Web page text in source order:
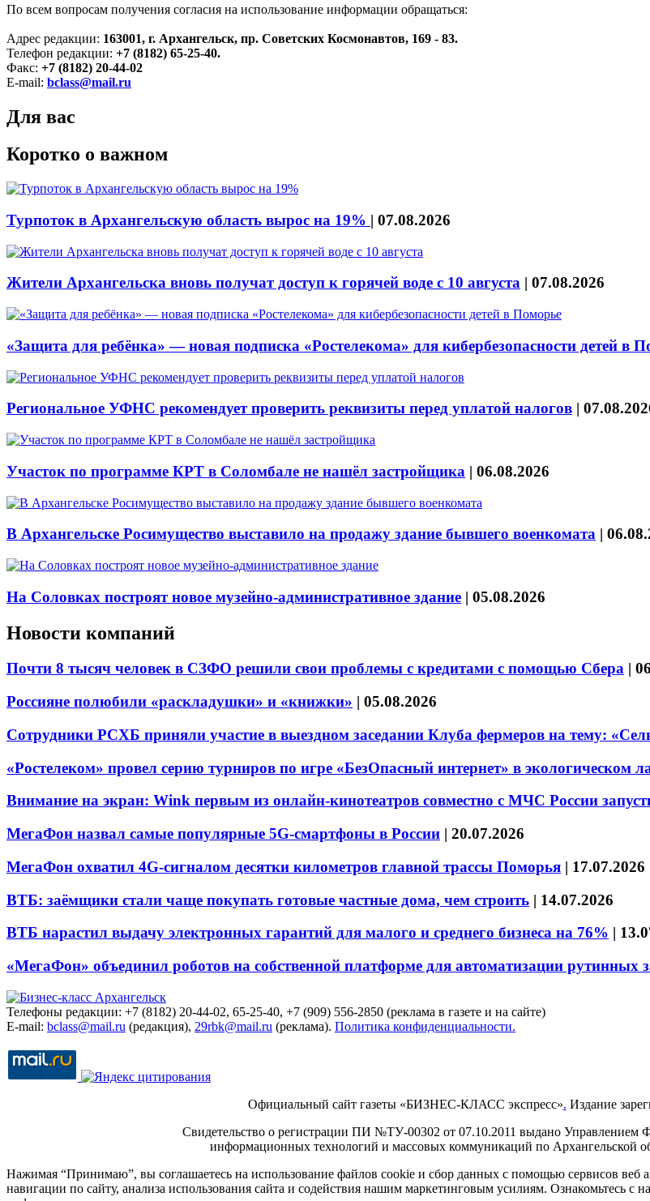
По всем вопросам получения согласия на использование информации обращаться:
Адрес редакции: 163001, г. Архангельск, пр. Советских Космонавтов, 169 - 83.
Телефон редакции: +7 (8182) 65-25-40.
Факс: +7 (8182) 20-44-02
E-mail: bclass@mail.ru
Для вас
Коротко о важном
Турпоток в Архангельскую область вырос на 19% | 07.08.2026
Жители Архангельска вновь получат доступ к горячей воде с 10 августа | 07.08.2026
«Защита для ребёнка» — новая подписка «Ростелекома» для кибербезопасности детей в
Региональное УФНС рекомендует проверить реквизиты перед уплатой налогов |
Участок по программе КРТ в Соломбале не нашёл застройщика | 06.08.2026
В Архангельске Росимущество выставило на продажу здание бывшего военкомата |
На Соловках построят новое музейно-административное здание | 05.08.2026
Новости компаний
Почти 8 тысяч человек в СЗФО решили свои проблемы с кредитами с помощью Сбера |
Россияне полюбили «раскладушки» и «книжки» | 05.08.2026
Сотрудники РСХБ приняли участие в выездном заседании Клуба фермеров на тему:
«Ростелеком» провел серию турниров по игре «БезОпасный интернет» в экологическом
Внимание на экран: Wink первым из онлайн-кинотеатров совместно с МЧС России
МегаФон назвал самые популярные 5G-смартфоны в России | 20.07.2026
МегаФон охватил 4G-сигналом десятки километров главной трассы Поморья | 17.07.2026
ВТБ: заёмщики стали чаще покупать готовые частные дома, чем строить | 14.07.2026
ВТБ нарастил выдачу электронных гарантий для малого и среднего бизнеса на 76% |
«МегаФон» объединил роботов на собственной платформе для автоматизации рутинных
Телефоны редакции: +7 (8182) 20-44-02, 65-25-40, +7 (909) 556-2850 (реклама в газете и на сайте)
E-mail: bclass@mail.ru (редакция), 29rbk@mail.ru (реклама). Политика конфиденциальности.
Официальный сайт газеты «БИЗНЕС-КЛАСС экспресс». Издание
Свидетельство о регистрации ПИ №ТУ-00302 от 07.10.2011 выдано Управлением
информационных технологий и массовых коммуникаций по Архангельской
Нажимая “Принимаю”, вы соглашаетесь на использование файлов cookie и сбор данных с помощью сервисов
навигации по сайту, анализа использования сайта и содействия нашим маркетинговым усилиям. Ознакомьтесь с